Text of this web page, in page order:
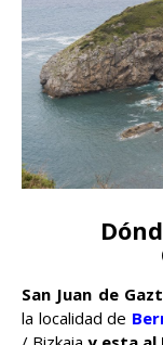
San Juan de
la localidad de